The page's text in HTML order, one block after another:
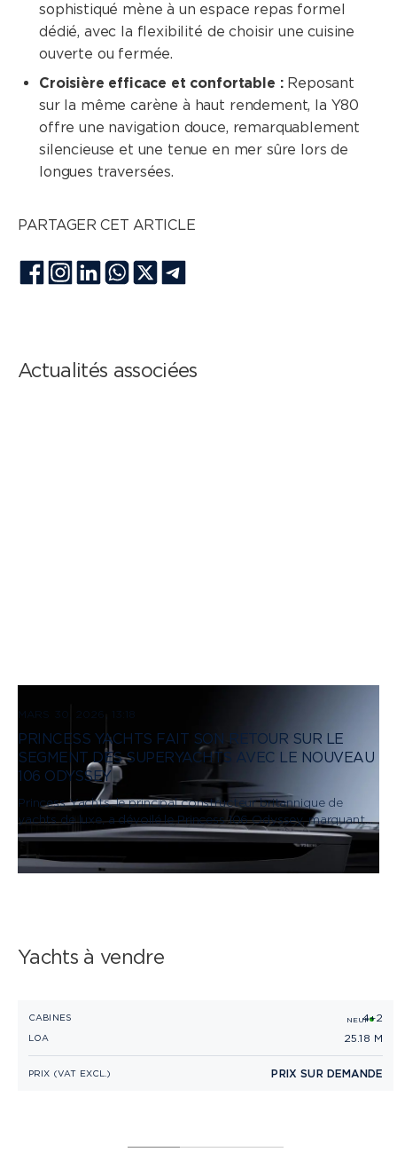
sophistiqué mène à un espace repas formel
dédié, avec la flexibilité de choisir une cuisine
ouverte ou fermée.
Croisière efficace et confortable :Reposant
sur la même carène à haut rendement, la Y80
offre une navigation douce, remarquablement
silencieuse et une tenue en mer sûre lors de
longues traversées.
PARTAGER CET ARTICLE
Actualités associées
MARS 30, 2026, 13:18
PRINCESS YACHTS FAIT SON RETOUR SUR LE
SEGMENT DES SUPERYACHTS AVEC LE NOUVEAU
106 ODYSSEY
Princess Yachts, le principal constructeur britannique de
yachts de luxe, a dévoilé le Princess 106 Odyssey, marquant
son retour dans la prestigieuse catégorie des superyachts.
Yachts à vendre
PRINCESS X80 NEUF
PRIX (VAT EXCL.) PRIX SUR DEMANDE
CABINES 4+2
LOA 25.18 M